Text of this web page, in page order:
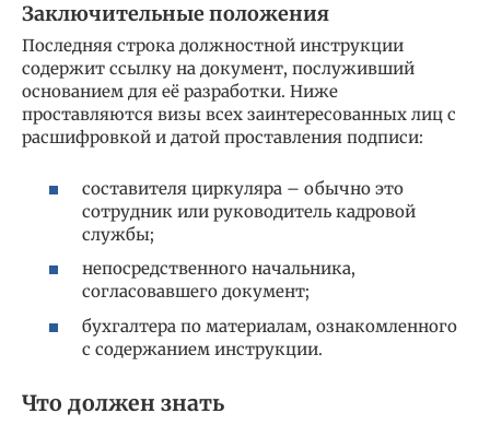
Заключительные положения
Последняя строка должностной инструкции
содержит ссылку на документ, послуживший
основанием для её разработки. Ниже
проставляются визы всех заинтересованных лиц с
расшифровкой и датой проставления подписи:
составителя циркуляра – обычно это
сотрудник или руководитель кадровой
службы;
непосредственного начальника,
согласовавшего документ;
бухгалтера по материалам, ознакомленного
с содержанием инструкции.
Что должен знать